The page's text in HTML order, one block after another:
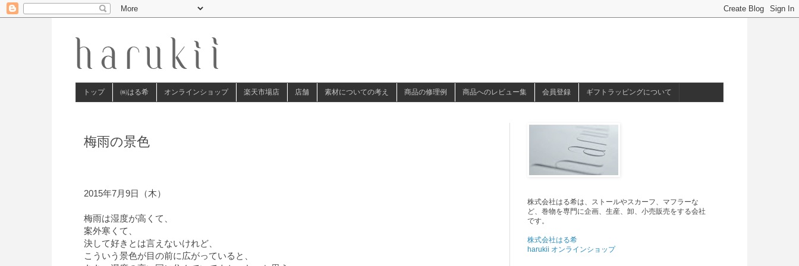
トップ ㈱はる希 オンラインショップ 楽天市場店 店舗 素材についての考え 商品の修理例 商品へのレビュー集 会員登録 ギフトラッピングについて
梅雨の景色
2015年7月9日（木）
梅雨は湿度が高くて、
案外寒くて、
決して好きとは言えないけれど、
こういう景色が目の前に広がっていると、
株式会社はる希は、ストールやスカーフ、マフラーな
ど、巻物を専門に企画、生産、卸、小売販売をする会社
です。
株式会社はる希
harukii オンラインショップ